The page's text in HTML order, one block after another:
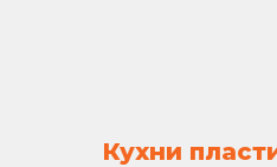
Кухни